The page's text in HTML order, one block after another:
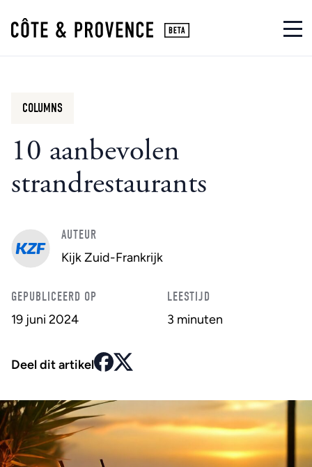
10 aanbevolen
strandrestaurants
COLUMNS
AUTEUR
Kijk Zuid-Frankrijk
GEPUBLICEERD OP
19 juni 2024
LEESTIJD
3 minuten
Deel dit artikel